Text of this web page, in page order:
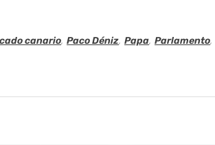
canario, Paco Déniz, Papa, Parlamento,